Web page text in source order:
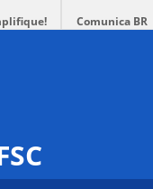
Comunica BR